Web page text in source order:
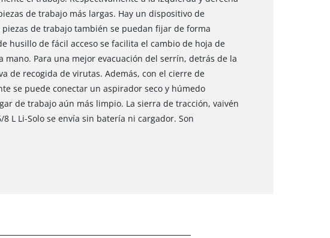
de trabajo más largas. Hay un dispositivo de
de trabajo también se puedan fijar de forma
husillo de fácil acceso se facilita el cambio de hoja de
mano. Para una mejor evacuación del serrín, detrás de la
de recogida de virutas. Además, con el cierre de
se puede conectar un aspirador seco y húmedo
de trabajo aún más limpio. La sierra de tracción, vaivén
L Li-Solo se envía sin batería ni cargador. Son